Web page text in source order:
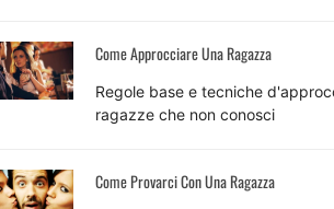
Come Approcciare Una Ragazza
Regole base e tecniche
ragazze che non conosci
Come Provarci Con Una Ragazza